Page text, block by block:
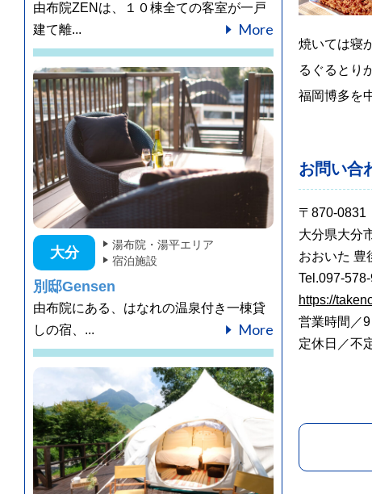
焼いては寝
るぐるとり
福岡博多を
お問い合
〒870-0831
大分県大分
おおいた 豊
Tel.097-
https://
営業時間／
定休日／不
由布院ZENは、１０棟全ての客室が一戸
建て離...
More
大分
湯布院・湯平エリア
宿泊施設
別邸Gensen
由布院にある、はなれの温泉付き一棟貸
しの宿、...
More